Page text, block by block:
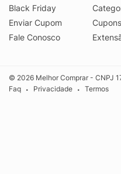
Black Friday
Enviar Cupom
Fale Conosco
Cupons
© 2026 Melhor Comprar - CNPJ
Faq
• Privacidade • Termos